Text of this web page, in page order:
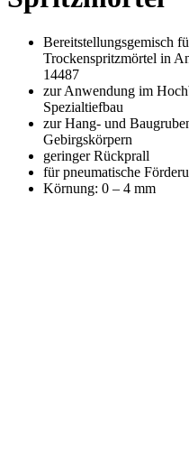
Bereitstellungsgemisch
Trockenspritzmörtel in
14487
zur Anwendung im
Spezialtiefbau
zur Hang- und
Gebirgskörpern
geringer Rückprall
für pneumatische
Körnung: 0 – 4 mm